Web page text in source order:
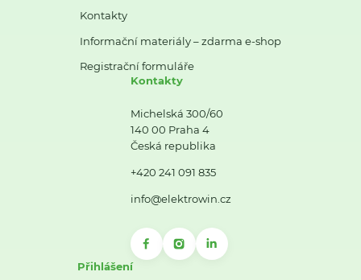
Kontakty
Informační materiály – zdarma e-shop
Registrační formuláře
Kontakty
Michelská 300/60
140 00 Praha 4
Česká republika
+420 241 091 835
info@elektrowin.cz
Přihlášení